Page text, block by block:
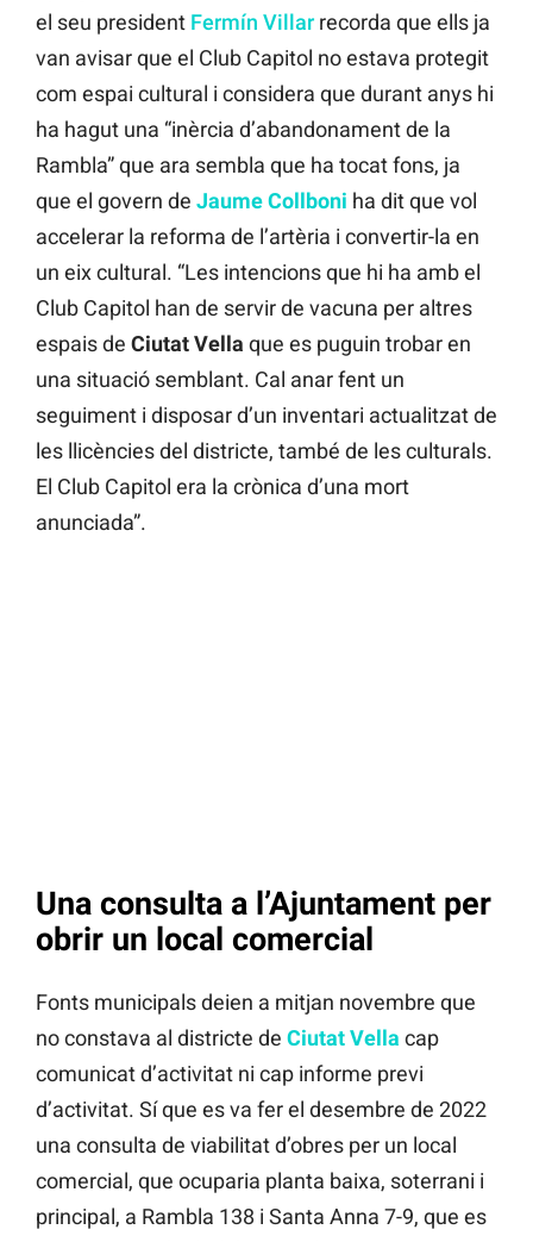
el seu president Fermín Villar recorda que ells ja
van avisar que el Club Capitol no estava protegit
com espai cultural i considera que durant anys hi
ha hagut una “inèrcia d’abandonament de la
Rambla” que ara sembla que ha tocat fons, ja
que el govern de Jaume Collboni ha dit que vol
accelerar la reforma de l’artèria i convertir-la en
un eix cultural. “Les intencions que hi ha amb el
Club Capitol han de servir de vacuna per altres
espais de Ciutat Vella que es puguin trobar en
una situació semblant. Cal anar fent un
seguiment i disposar d’un inventari actualitzat de
les llicències del districte, també de les culturals.
El Club Capitol era la crònica d’una mort
anunciada”.
Una consulta a l’Ajuntament per
obrir un local comercial
Fonts municipals deien a mitjan novembre que
no constava al districte de Ciutat Vella cap
comunicat d’activitat ni cap informe previ
d’activitat. Sí que es va fer el desembre de 2022
una consulta de viabilitat d’obres per un local
comercial, que ocuparia planta baixa, soterrani i
principal, a Rambla 138 i Santa Anna 7-9, que es